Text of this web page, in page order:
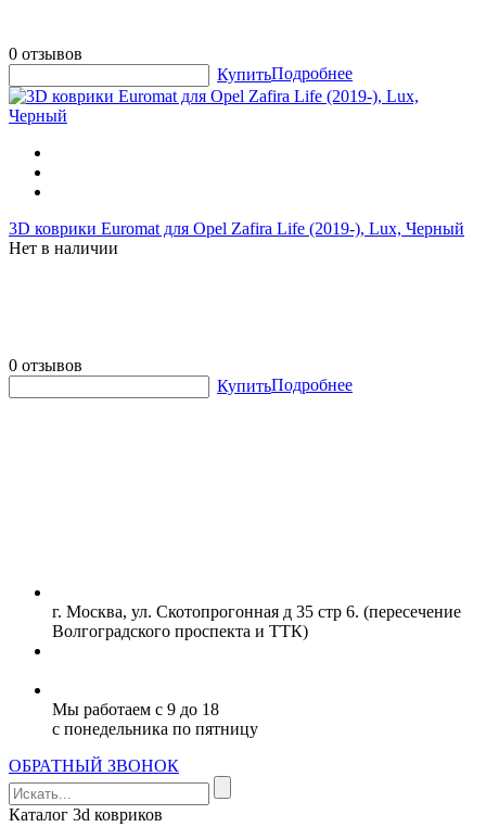
0 отзывов
КупитьПодробнее
3D коврики Euromat для Opel Zafira Life (2019-), Lux, Черный
Нет в наличии
0 отзывов
КупитьПодробнее
г. Москва, ул. Скотопрогонная д 35 стр 6. (пересечение
Волгоградского проспекта и ТТК)
Мы работаем с 9 до 18
с понедельника по пятницу
ОБРАТНЫЙ ЗВОНОК
Каталог 3d ковриков